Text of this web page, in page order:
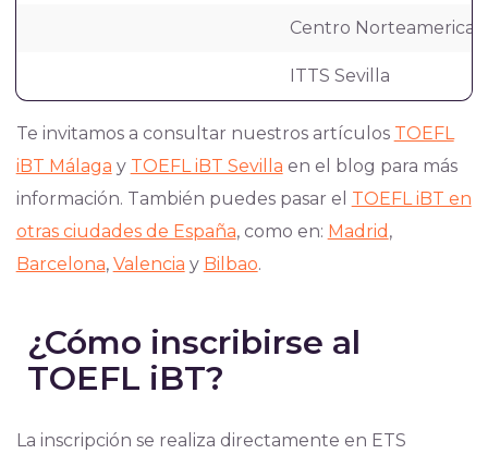
Centro
ITTS Sevilla
Te invitamos a consultar nuestros artículos TOEFL
iBT Málaga y TOEFL iBT Sevilla en el blog para más
información. También puedes pasar el TOEFL iBT en
otras ciudades de España, como en: Madrid ,
Barcelona, Valencia y Bilbao.
¿Cómo inscribirse al
TOEFL iBT?
La inscripción se realiza directamente en ETS